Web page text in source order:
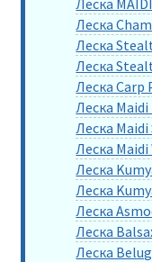
Леска
Леска
Леска
Леска Carp
Леска
Леска Maidi
Леска Maidi
Леска
Леска
Леска
Леска
Леска